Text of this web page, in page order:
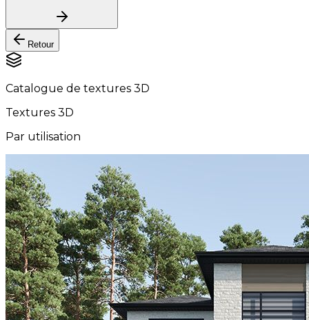
Retour
Catalogue de textures 3D
Textures 3D
Par utilisation